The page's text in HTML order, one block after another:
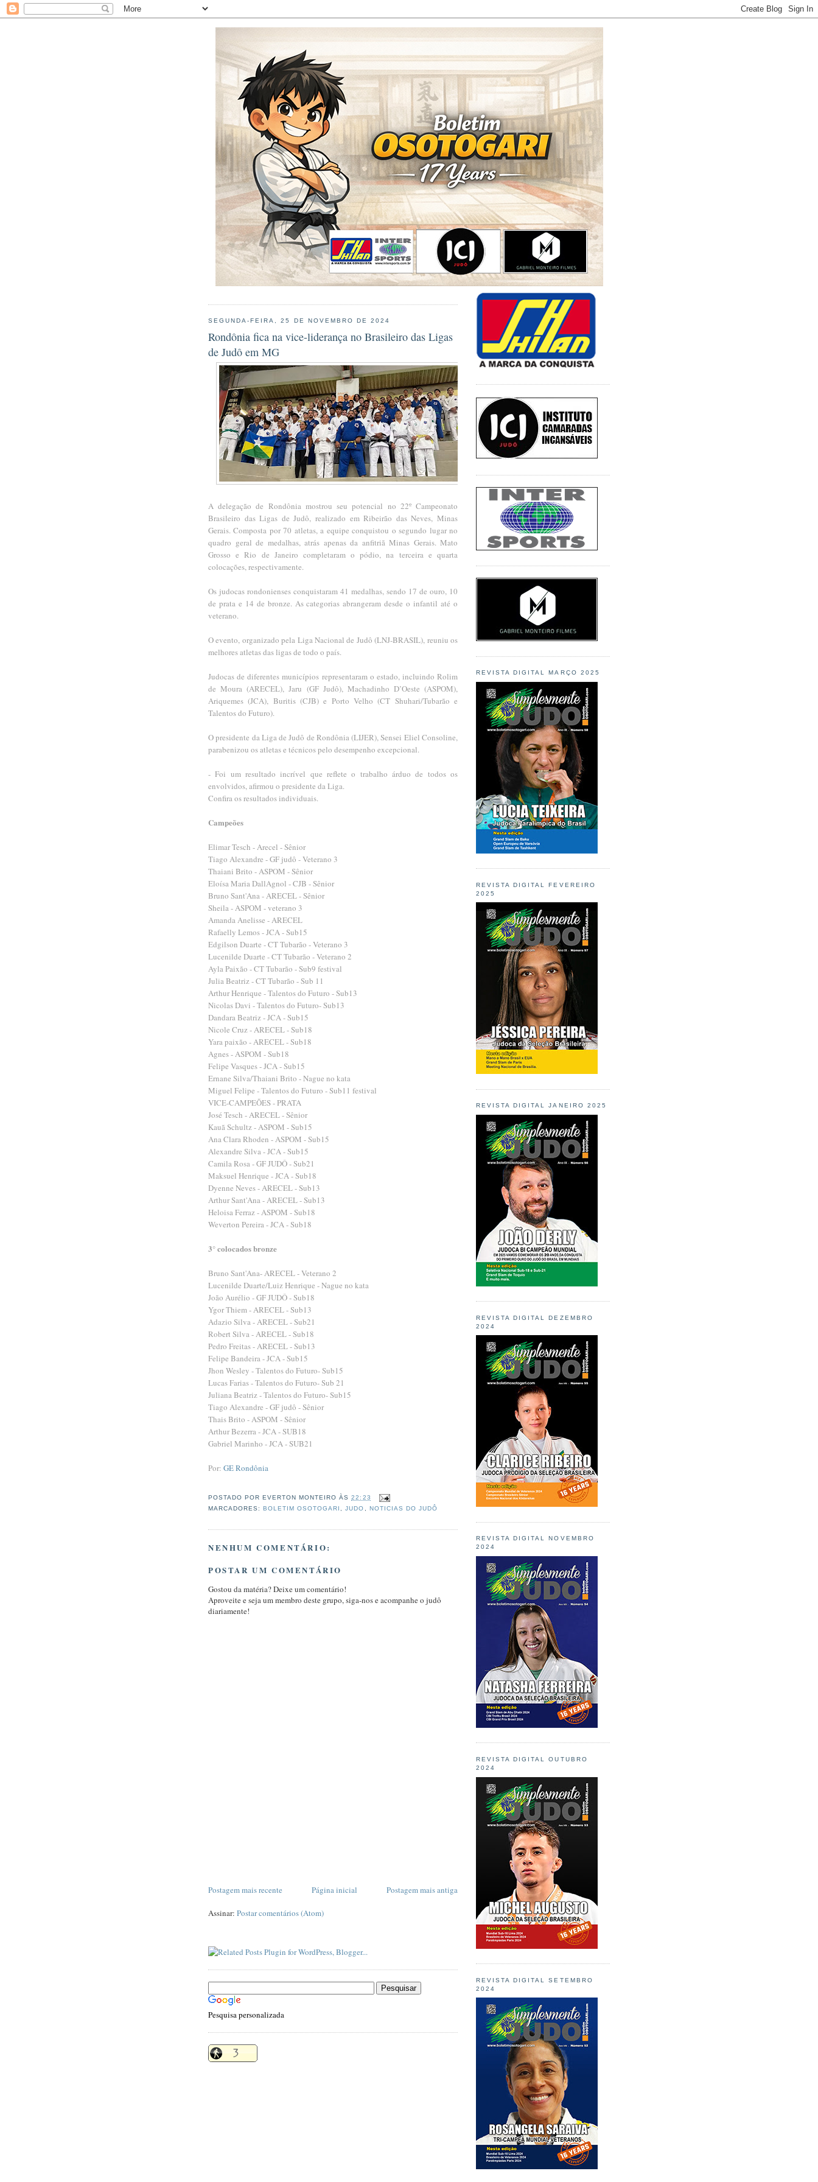
SEGUNDA-FEIRA, 25 DE NOVEMBRO DE 2024
Rondônia fica na vice-liderança no Brasileiro das Ligas
de Judô em MG
A delegação de Rondônia mostrou seu potencial no 22º Campeonato
Brasileiro das Ligas de Judô, realizado em Ribeirão das Neves, Minas
Gerais. Composta por 70 atletas, a equipe conquistou o segundo lugar no
quadro geral de medalhas, atrás apenas da anfitriã Minas Gerais. Mato
Grosso e Rio de Janeiro completaram o pódio, na terceira e quarta
colocações, respectivamente.
Os judocas rondonienses conquistaram 41 medalhas, sendo 17 de ouro, 10
de prata e 14 de bronze. As categorias abrangeram desde o infantil até o
veterano.
O evento, organizado pela Liga Nacional de Judô (LNJ-BRASIL), reuniu os
melhores atletas das ligas de todo o país.
Judocas de diferentes municípios representaram o estado, incluindo Rolim
de Moura (ARECEL), Jaru (GF Judô), Machadinho D’Oeste (ASPOM),
Ariquemes (JCA), Buritis (CJB) e Porto Velho (CT Shuhari/Tubarão e
Talentos do Futuro).
O presidente da Liga de Judô de Rondônia (LIJER), Sensei Eliel Consoline,
parabenizou os atletas e técnicos pelo desempenho excepcional.
- Foi um resultado incrível que reflete o trabalho árduo de todos os
envolvidos, afirmou o presidente da Liga.
Confira os resultados individuais.
Campeões
Elimar Tesch - Arecel - Sênior
Tiago Alexandre - GF judô - Veterano 3
Thaiani Brito - ASPOM - Sênior
Eloísa Maria DallAgnol - CJB - Sênior
Bruno Sant'Ana - ARECEL - Sênior
Sheila - ASPOM - veterano 3
Amanda Anelisse - ARECEL
Rafaelly Lemos - JCA - Sub15
Edgilson Duarte - CT Tubarão - Veterano 3
Lucenilde Duarte - CT Tubarão - Veterano 2
Ayla Paixão - CT Tubarão - Sub9 festival
Julia Beatriz - CT Tubarão - Sub 11
Arthur Henrique - Talentos do Futuro - Sub13
Nicolas Davi - Talentos do Futuro- Sub13
Dandara Beatriz - JCA - Sub15
Nicole Cruz - ARECEL - Sub18
Yara paixão - ARECEL - Sub18
Agnes - ASPOM - Sub18
Felipe Vasques - JCA - Sub15
Ernane Silva/Thaiani Brito - Nague no kata
Miguel Felipe - Talentos do Futuro - Sub11 festival
VICE-CAMPEÕES - PRATA
José Tesch - ARECEL - Sênior
Kauã Schultz - ASPOM - Sub15
Ana Clara Rhoden - ASPOM - Sub15
Alexandre Silva - JCA - Sub15
Camila Rosa - GF JUDÔ - Sub21
Maksuel Henrique - JCA - Sub18
Dyenne Neves - ARECEL - Sub13
Arthur Sant'Ana - ARECEL - Sub13
Heloisa Ferraz - ASPOM - Sub18
Weverton Pereira - JCA - Sub18
3° colocados bronze
Bruno Sant'Ana- ARECEL - Veterano 2
Lucenilde Duarte/Luiz Henrique - Nague no kata
João Aurélio - GF JUDÔ - Sub18
Ygor Thiem - ARECEL - Sub13
Adazio Silva - ARECEL - Sub21
Robert Silva - ARECEL - Sub18
Pedro Freitas - ARECEL - Sub13
Felipe Bandeira - JCA - Sub15
Jhon Wesley - Talentos do Futuro- Sub15
Lucas Farias - Talentos do Futuro- Sub 21
Juliana Beatriz - Talentos do Futuro- Sub15
Tiago Alexandre - GF judô - Sênior
Thais Brito - ASPOM - Sênior
Arthur Bezerra - JCA - SUB18
Gabriel Marinho - JCA - SUB21
Por: GE Rondônia
POSTADO POR EVERTON MONTEIRO ÀS22:23
MARCADORES:BOLETIM OSOTOGARI ,JUDO , NOTICIAS DO JUDÔ
NENHUM COMENTÁRIO:
POSTAR UM COMENTÁRIO
Gostou da matéria? Deixe um comentário!
Aproveite e seja um membro deste grupo, siga-nos e acompanhe o judô
diariamente!
Postagem mais recente Postagem mais antiga
Página inicial
Assinar: Postar comentários (Atom)
Pesquisa personalizada
REVISTA DIGITAL MARÇO 2025
REVISTA DIGITAL FEVEREIRO
2025
REVISTA DIGITAL JANEIRO 2025
REVISTA DIGITAL DEZEMBRO
2024
REVISTA DIGITAL NOVEMBRO
2024
REVISTA DIGITAL OUTUBRO
2024
REVISTA DIGITAL SETEMBRO
2024